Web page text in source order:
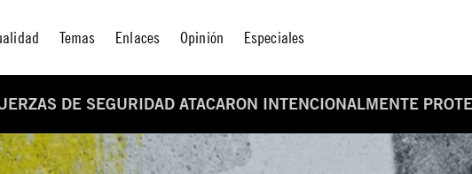
Temas Enlaces Opinión Especiales
DE SEGURIDAD ATACARON INTENCIONALMENTE